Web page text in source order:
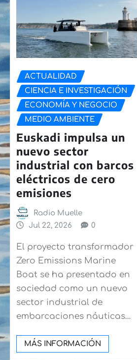
ACTUALIDAD
CIENCIA E INVESTIGACIÓN
ECONOMÍA Y NEGOCIO
MEDIO AMBIENTE
Euskadi impulsa un
nuevo sector
industrial con barcos
eléctricos de cero
emisiones
Radio Muelle
Jul 22, 2026
0
El proyecto transformador
Zero Emissions Marine
Boat se ha presentado en
sociedad como un nuevo
sector industrial de
embarcaciones náuticas…
MÁS INFORMACIÓN